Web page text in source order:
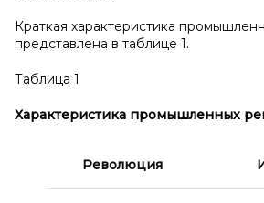
Краткая характеристика
представлена в таблице 1.
Таблица 1
Характеристика промышленных
Революция